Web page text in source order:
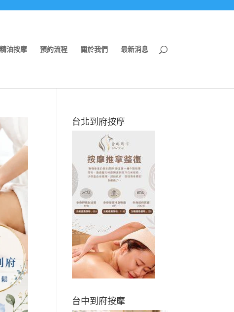
精油按摩 預約流程 關於我們 最新消息
台北到府按摩
台中到府按摩